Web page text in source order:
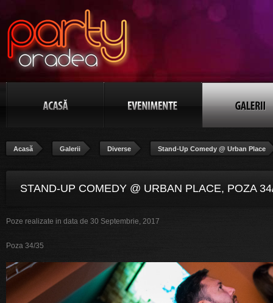
Acasă Galerii Diverse Stand-Up Comedy @ Urban Place
STAND-UP COMEDY @ URBAN PLACE, POZA
Poze realizate in data de 30 Septembrie, 2017
Poza 34/35